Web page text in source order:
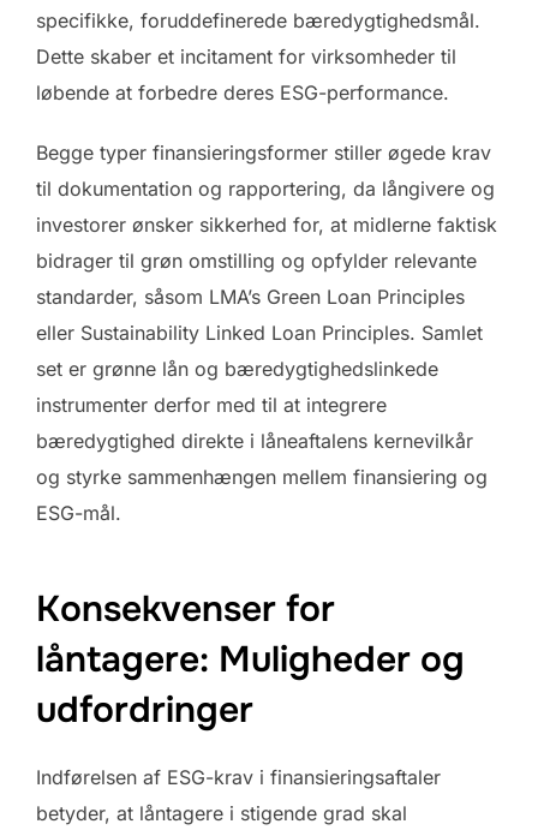
specifikke, foruddefinerede bæredygtighedsmål.
Dette skaber et incitament for virksomheder til
løbende at forbedre deres ESG-performance.
Begge typer finansieringsformer stiller øgede krav
til dokumentation og rapportering, da långivere og
investorer ønsker sikkerhed for, at midlerne faktisk
bidrager til grøn omstilling og opfylder relevante
standarder, såsom LMA’s Green Loan Principles
eller Sustainability Linked Loan Principles. Samlet
set er grønne lån og bæredygtighedslinkede
instrumenter derfor med til at integrere
bæredygtighed direkte i låneaftalens kernevilkår
og styrke sammenhængen mellem finansiering og
ESG-mål.
Konsekvenser for
låntagere: Muligheder og
udfordringer
Indførelsen af ESG-krav i finansieringsaftaler
betyder, at låntagere i stigende grad skal